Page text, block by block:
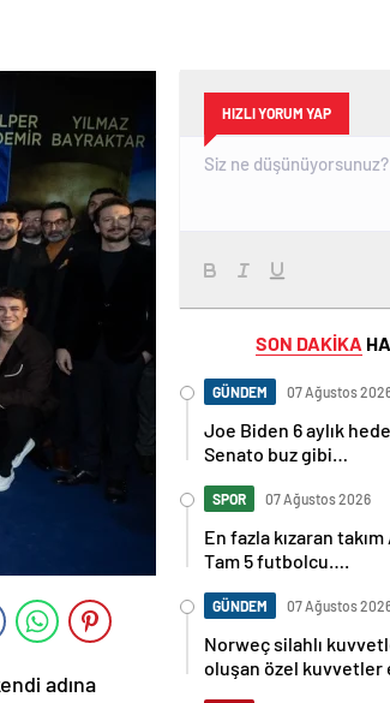
adına
HIZLI YORUM YAP
SON DAKİKA
GÜNDEM 07 Ağustos
Joe Biden 6 aylık
Senato buz gibi…
SPOR 07 Ağustos 2026
En fazla kızaran
Tam 5 futbolcu….
GÜNDEM 07 Ağustos
Norweç silahlı
oluşan özel